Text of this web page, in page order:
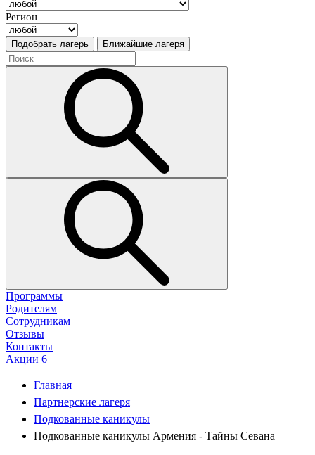
Регион
Подобрать лагерь Ближайшие лагеря
Программы
Родителям
Сотрудникам
Отзывы
Контакты
Акции 6
Главная
Партнерские лагеря
Подкованные каникулы
Подкованные каникулы Армения - Тайны Севана